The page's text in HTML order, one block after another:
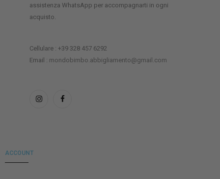
assistenza WhatsApp per accompagnarti in ogni
acquisto.
Cellulare : +39 328 457 6292
Email : mondobimbo.abbigliamento@gmail.com
ACCOUNT